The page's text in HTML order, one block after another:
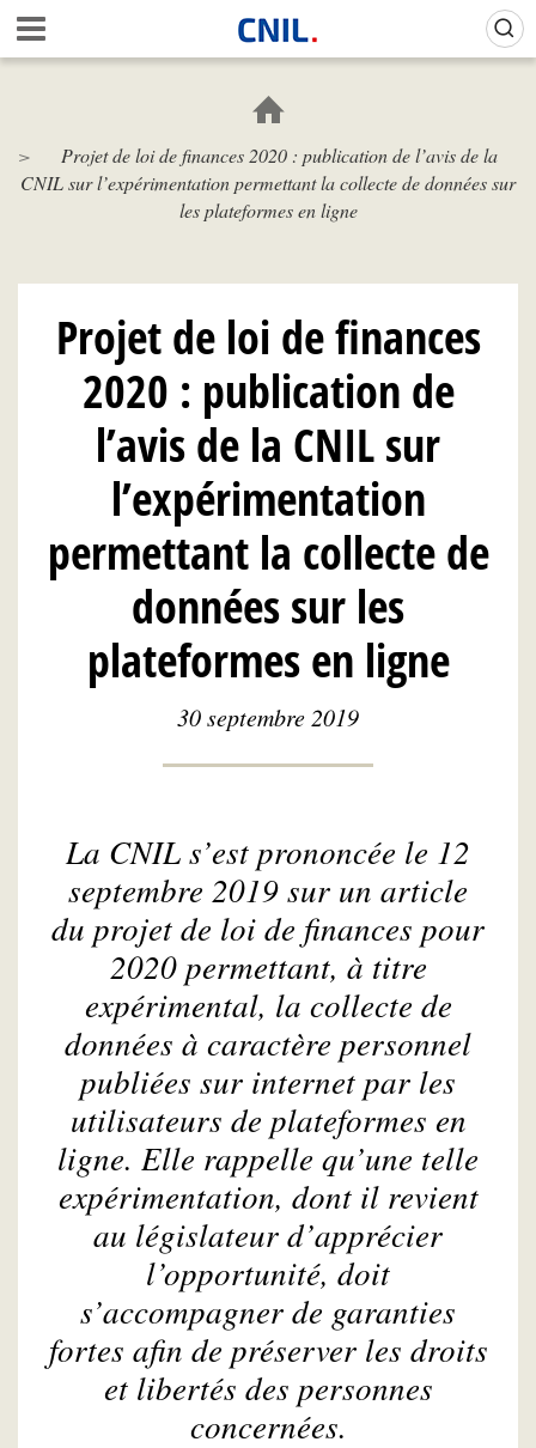
Aller
au
contenu
c
i
l
-
I
L
Projet de loi de finances 2020 : publication de l’avis de la
CNIL sur l’expérimentation permettant la collecte de données sur
les plateformes en ligne
Projet de loi de finances
2020 : publication de
l’avis de la CNIL sur
l’expérimentation
permettant la collecte de
données sur les
plateformes en ligne
30 septembre 2019
La CNIL s’est prononcée le 12
septembre 2019 sur un article
du projet de loi de finances pour
2020 permettant, à titre
expérimental, la collecte de
données à caractère personnel
publiées sur internet par les
utilisateurs de plateformes en
ligne. Elle rappelle qu’une telle
expérimentation, dont il revient
au législateur d’apprécier
l’opportunité, doit
s’accompagner de garanties
fortes afin de préserver les droits
et libertés des personnes
concernées.
Gestion de vos préférences sur les cookies (témoins de connexion)